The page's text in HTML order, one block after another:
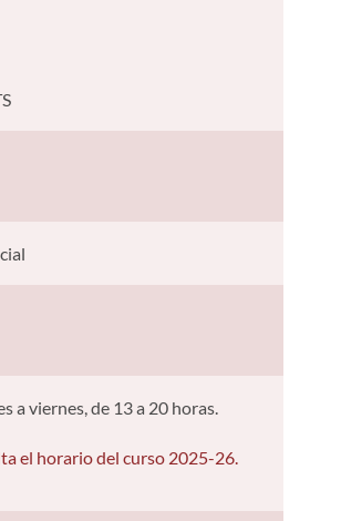
a viernes, de 13 a 20 horas.
el horario del curso 2025-26.